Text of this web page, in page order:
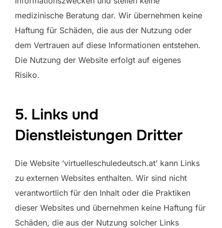
medizinische Beratung dar. Wir übernehmen keine
Haftung für Schäden, die aus der Nutzung oder
dem Vertrauen auf diese Informationen entstehen.
Die Nutzung der Website erfolgt auf eigenes
Risiko.
5. Links und
Dienstleistungen Dritter
Die Website ‘virtuelleschuledeutsch.at’ kann Links
zu externen Websites enthalten. Wir sind nicht
verantwortlich für den Inhalt oder die Praktiken
dieser Websites und übernehmen keine Haftung für
Schäden, die aus der Nutzung solcher Links